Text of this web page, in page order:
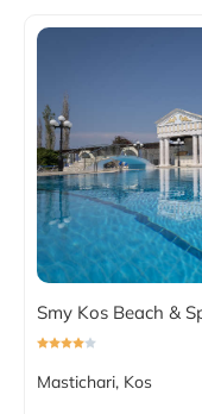
Smy Kos Beach &
Mastichari, Kos